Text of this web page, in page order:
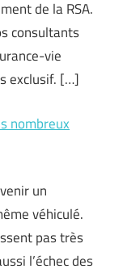
de la RSA.
consultants
vie
exclusif. […]
nombreux
un
véhiculé.
pas très
l’échec des